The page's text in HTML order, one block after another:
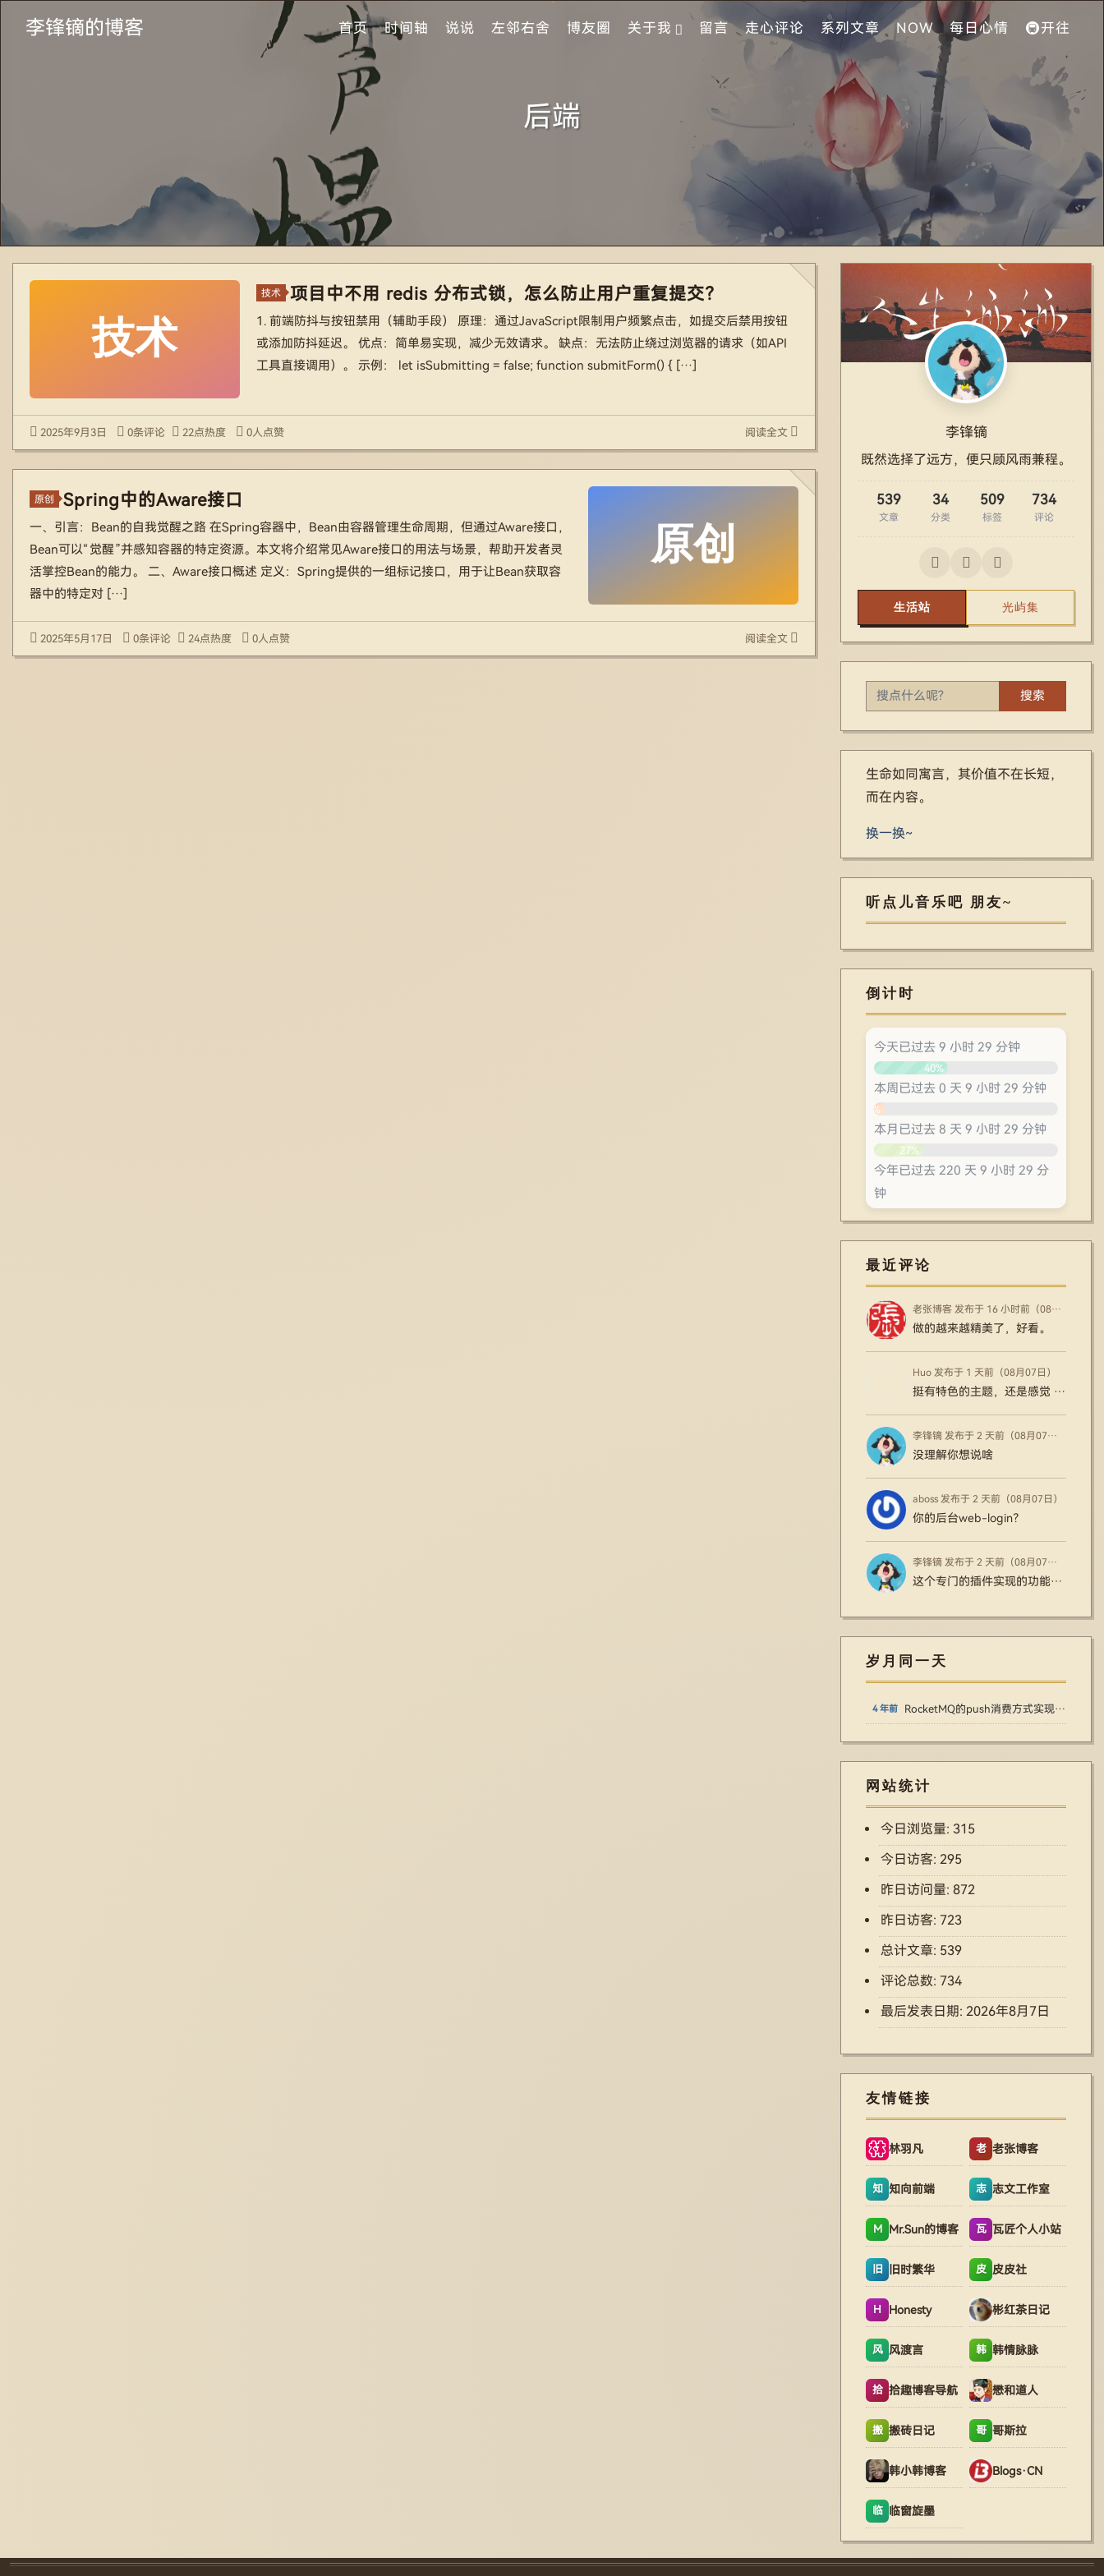
李锋镝的博客 首页 时间轴 说说 左邻右舍 博友圈 关于我 留言 走心评论 系列文章 NOW 每日心情 🚇开往
后端
技术 项目中不用 redis 分布式锁，怎么防止用户重复提交？
1. 前端防抖与按钮禁用（辅助手段） 原理：通过JavaScript限制用户频繁点击，如提交后禁用按钮
或添加防抖延迟。 优点：简单易实现，减少无效请求。 缺点：无法防止绕过浏览器的请求（如API
工具直接调用）。 示例： let isSubmitting = false; function submitForm() { […]
2025年9月3日 0条评论 22点热度 0人点赞 阅读全文
原创 Spring中的Aware接口
一、引言：Bean的自我觉醒之路 在Spring容器中，Bean由容器管理生命周期，但通过Aware接口，
Bean可以“觉醒”并感知容器的特定资源。本文将介绍常见Aware接口的用法与场景，帮助开发者灵
活掌控Bean的能力。 二、Aware接口概述 定义：Spring提供的一组标记接口，用于让Bean获取容
器中的特定对 […]
2025年5月17日 0条评论 24点热度 0人点赞 阅读全文
李锋镝
既然选择了远方，便只顾风雨兼程。
539
文章
34
分类
509
标签
734
评论
生活站 光屿集
搜索
生命如同寓言，其价值不在长短，
而在内容。
换一换~
听点儿音乐吧 朋友~
倒计时
今天已过去 9 小时 29 分钟
40%
本周已过去 0 天 9 小时 29 分钟
6%
本月已过去 8 天 9 小时 29 分钟
27%
今年已过去 220 天 9 小时 29 分
钟
最近评论
老张博客 发布于 16 小时前（08月08日）
做的越来越精美了，好看。
Huo 发布于 1 天前（08月07日）
挺有特色的主题，还是感觉 WP 的确是强大
李锋镝 发布于 2 天前（08月07日）
没理解你想说啥
aboss 发布于 2 天前（08月07日）
你的后台web-login？
李锋镝 发布于 2 天前（08月07日）
这个专门的插件实现的功能更好更全，还能对接支付之类的
岁月同一天
4 年前 RocketMQ的push消费方式实现详解
网站统计
今日浏览量: 315
今日访客: 295
昨日访问量: 872
昨日访客: 723
总计文章: 539
评论总数: 734
最后发表日期: 2026年8月7日
友情链接
林羽凡 老 老张博客
知 知向前端 志 志文工作室
M Mr.Sun的博客 瓦 瓦匠个人小站
旧 旧时繁华 皮 皮皮社
H Honesty 彬红茶日记
风 风渡言 韩 韩情脉脉
拾 拾趣博客导航 懋和道人
搬 搬砖日记 哥 哥斯拉
韩小韩博客 Blogs·CN
临 临窗旋墨